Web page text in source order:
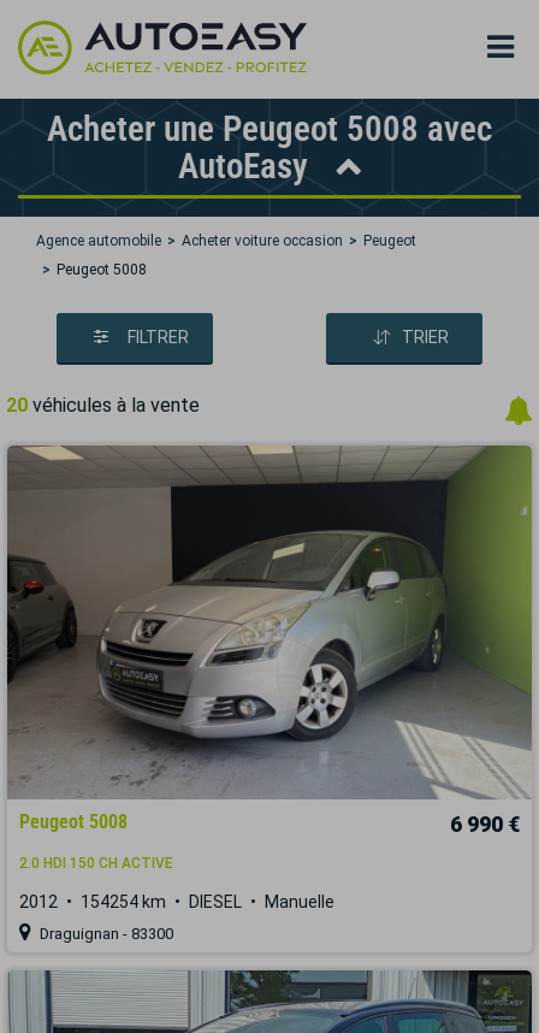
Acheter une Peugeot 5008 avec
AutoEasy
Agence automobile Acheter voiture occasion
Peugeot
Peugeot 5008
FILTRER TRIER
20 véhicules à la vente
Peugeot 5008 6 990 €
2.0 HDI 150 CH ACTIVE
2012 154254 km DIESEL Manuelle
Draguignan - 83300